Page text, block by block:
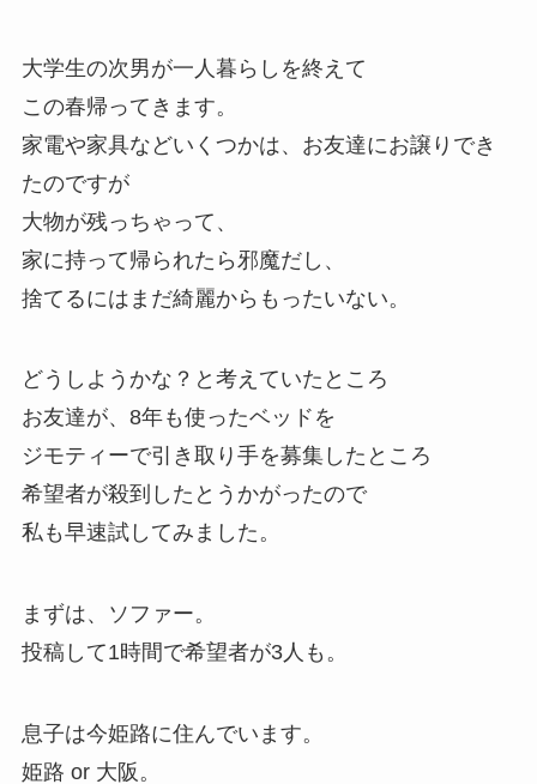
大学生の次男が一人暮らしを終えて
この春帰ってきます。
家電や家具などいくつかは、お友達にお譲りでき
たのですが
大物が残っちゃって、
家に持って帰られたら邪魔だし、
捨てるにはまだ綺麗からもったいない。
どうしようかな？と考えていたところ
お友達が、8年も使ったベッドを
ジモティーで引き取り手を募集したところ
希望者が殺到したとうかがったので
私も早速試してみました。
まずは、ソファー。
投稿して1時間で希望者が3人も。
息子は今姫路に住んでいます。
姫路 or 大阪。